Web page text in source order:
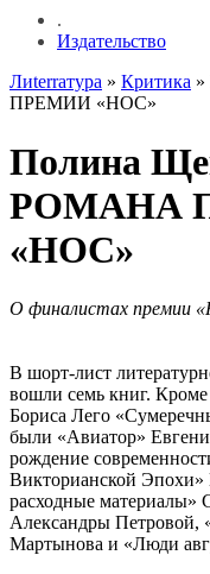
.
Издательство
Лиterraтура » Критика
ПРЕМИИ «НОС»
Полина
РОМАНА
«НОС»
О финалистах премии
В шорт-лист
вошли семь книг.
Бориса Лего
были «Авиатор»
рождение
Викторианской Эпохи»
расходные материалы»
Александры Петровой,
Мартынова и «Люди